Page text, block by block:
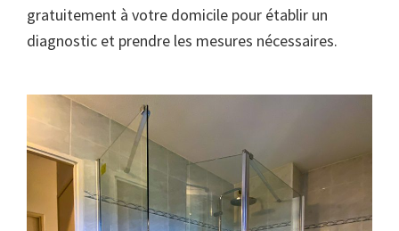
gratuitement à votre domicile pour établir un
diagnostic et prendre les mesures nécessaires.